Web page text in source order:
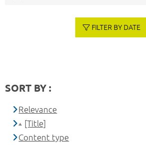
FILTER BY DATE
SORT BY :
Relevance
[Title]
Content type